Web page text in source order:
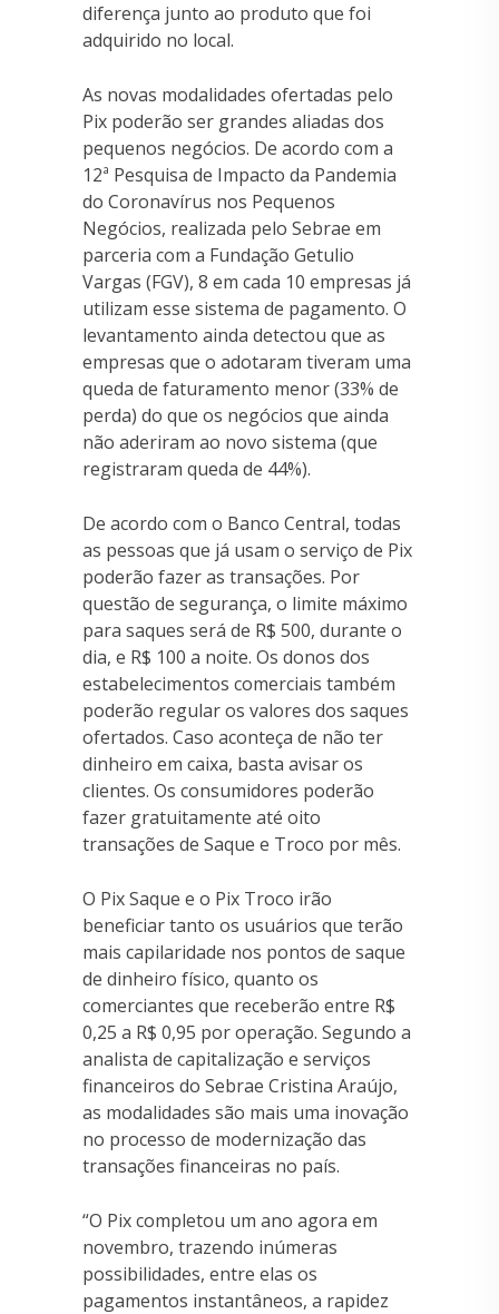
diferença junto ao produto que foi
adquirido no local.
As novas modalidades ofertadas pelo
Pix poderão ser grandes aliadas dos
pequenos negócios. De acordo com a
12ª Pesquisa de Impacto da Pandemia
do Coronavírus nos Pequenos
Negócios, realizada pelo Sebrae em
parceria com a Fundação Getulio
Vargas (FGV), 8 em cada 10 empresas já
utilizam esse sistema de pagamento. O
levantamento ainda detectou que as
empresas que o adotaram tiveram uma
queda de faturamento menor (33% de
perda) do que os negócios que ainda
não aderiram ao novo sistema (que
registraram queda de 44%).
De acordo com o Banco Central, todas
as pessoas que já usam o serviço de Pix
poderão fazer as transações. Por
questão de segurança, o limite máximo
para saques será de R$ 500, durante o
dia, e R$ 100 a noite. Os donos dos
estabelecimentos comerciais também
poderão regular os valores dos saques
ofertados. Caso aconteça de não ter
dinheiro em caixa, basta avisar os
clientes. Os consumidores poderão
fazer gratuitamente até oito
transações de Saque e Troco por mês.
O Pix Saque e o Pix Troco irão
beneficiar tanto os usuários que terão
mais capilaridade nos pontos de saque
de dinheiro físico, quanto os
comerciantes que receberão entre R$
0,25 a R$ 0,95 por operação. Segundo a
analista de capitalização e serviços
financeiros do Sebrae Cristina Araújo,
as modalidades são mais uma inovação
no processo de modernização das
transações financeiras no país.
“O Pix completou um ano agora em
novembro, trazendo inúmeras
possibilidades, entre elas os
pagamentos instantâneos, a rapidez